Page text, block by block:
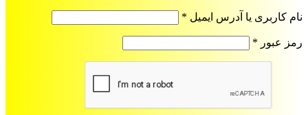
نام کاربری یا آدرس ایمیل *
رمز عبور *